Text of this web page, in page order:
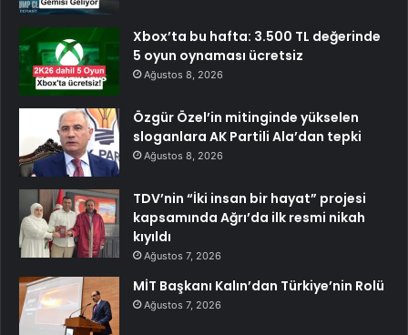
Xbox’ta bu hafta: 3.500 TL değerinde
5 oyun oynaması ücretsiz
Ağustos 8, 2026
Özgür Özel’in mitinginde yükselen
sloganlara AK Partili Ala’dan tepki
Ağustos 8, 2026
TDV’nin “İki insan bir hayat” projesi
kapsamında Ağrı’da ilk resmi nikah
kıyıldı
Ağustos 7, 2026
MİT Başkanı Kalın’dan Türkiye’nin Rolü
Ağustos 7, 2026